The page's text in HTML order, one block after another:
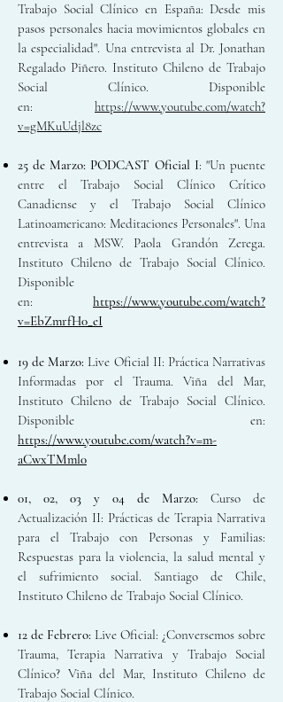
Trabajo Social Clínico en España: Desde mis
pasos personales hacia movimientos globales en
la especialidad". Una entrevista al Dr. Jonathan
Regalado Piñero. Instituto Chileno de Trabajo
Social Clínico. Disponible
en: https://www.youtube.com/watch?
v=gMKuUdjl8zc
25 de Marzo: PODCAST Oficial I: "Un puente
entre el Trabajo Social Clínico Crítico
Canadiense y el Trabajo Social Clínico
Latinoamericano: Meditaciones Personales". Una
entrevista a MSW. Paola Grandón Zerega.
Instituto Chileno de Trabajo Social Clínico.
Disponible
en: https://www.youtube.com/watch?
v=EbZmrfH0_eI
19 de Marzo: Live Oficial II: Práctica Narrativas
Informadas por el Trauma. Viña del Mar,
Instituto Chileno de Trabajo Social Clínico.
Disponible en:
https://www.youtube.com/watch?v=m-
aCwxTMml0
01, 02, 03 y 04 de Marzo: Curso de
Actualización II: Prácticas de Terapia Narrativa
para el Trabajo con Personas y Familias:
Respuestas para la violencia, la salud mental y
el sufrimiento social. Santiago de Chile,
Instituto Chileno de Trabajo Social Clínico.
12 de Febrero: Live Oficial: ¿Conversemos sobre
Trauma, Terapia Narrativa y Trabajo Social
Clínico? Viña del Mar, Instituto Chileno de
Trabajo Social Clínico.